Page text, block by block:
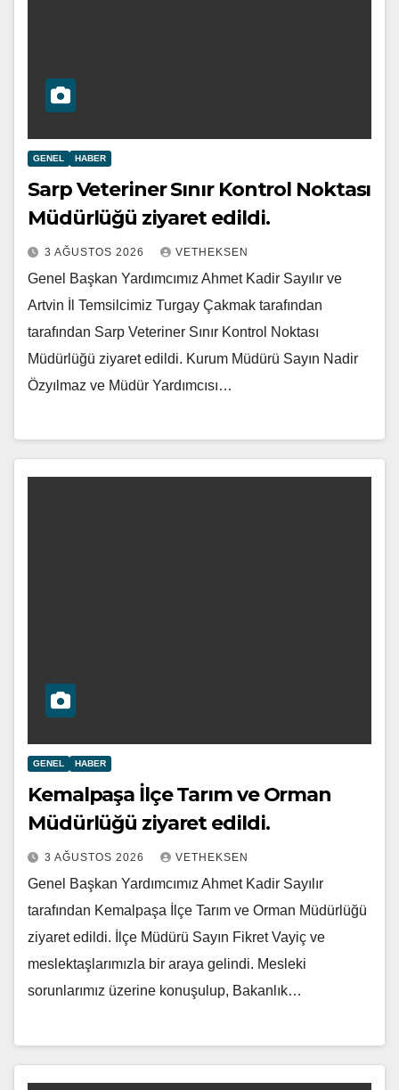
GENEL HABER
Sarp Veteriner Sınır Kontrol Noktası
Müdürlüğü ziyaret edildi.
3 AĞUSTOS 2026 VETHEKSEN
Genel Başkan Yardımcımız Ahmet Kadir Sayılır ve
Artvin İl Temsilcimiz Turgay Çakmak tarafından
tarafından Sarp Veteriner Sınır Kontrol Noktası
Müdürlüğü ziyaret edildi. Kurum Müdürü Sayın Nadir
Özyılmaz ve Müdür Yardımcısı…
GENEL HABER
Kemalpaşa İlçe Tarım ve Orman
Müdürlüğü ziyaret edildi.
3 AĞUSTOS 2026 VETHEKSEN
Genel Başkan Yardımcımız Ahmet Kadir Sayılır
tarafından Kemalpaşa İlçe Tarım ve Orman Müdürlüğü
ziyaret edildi. İlçe Müdürü Sayın Fikret Vayiç ve
meslektaşlarımızla bir araya gelindi. Mesleki
sorunlarımız üzerine konuşulup, Bakanlık…